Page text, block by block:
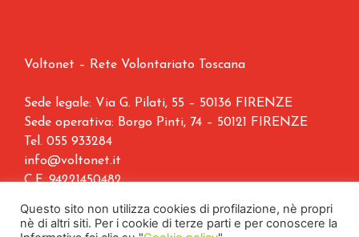
Voltonet – Rete Volontariato Toscana
Sede legale: Via G. Pilati, 55 – 50136 FIRENZE
Sede operativa: Borgo Pinti, 74 – 50121 FIRENZE
Tel. 055 933284
info@voltonet.it
C.F. 94221450482
Copyright © 2021. Voltonet | All Rights Reserved.
Questo sito non utilizza cookies di profilazione, nè propri
nè di altri siti. Per i cookie di terze parti e per conoscere la